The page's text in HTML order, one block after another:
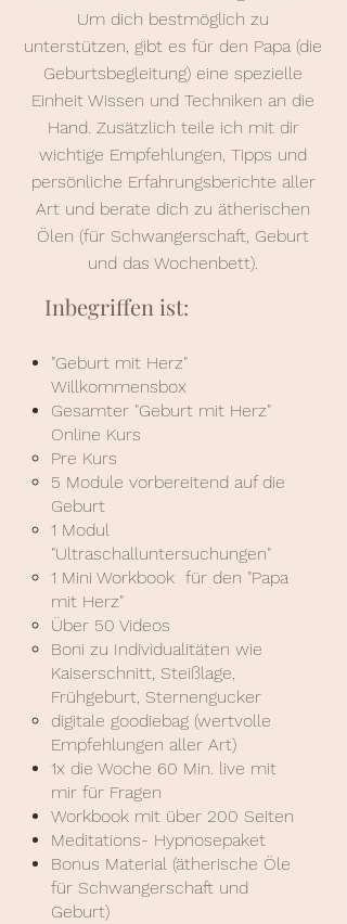
Um dich bestmöglich zu
unterstützen, gibt es für den Papa (die
Geburtsbegleitung) eine spezielle
Einheit Wissen und Techniken an die
Hand. Zusätzlich teile ich mit dir
wichtige Empfehlungen, Tipps und
persönliche Erfahrungsberichte aller
Art und berate dich zu ätherischen
Ölen (für Schwangerschaft, Geburt
und das Wochenbett).
Inbegriffen ist:
"Geburt mit Herz"
Willkommensbox
Gesamter "Geburt mit Herz"
Online Kurs
Pre Kurs
5 Module vorbereitend auf die
Geburt
1 Modul
"Ultraschalluntersuchungen"
1 Mini Workbook für den "Papa
mit Herz"
Über 50 Videos
Boni zu Individualitäten wie
Kaiserschnitt, Steißlage,
Frühgeburt, Sternengucker
digitale goodiebag (wertvolle
Empfehlungen aller Art)
1x die Woche 60 Min. live mit
mir für Fragen
Workbook mit über 200 Seiten
Meditations- Hypnosepaket
Bonus Material (ätherische Öle
für Schwangerschaft und
Geburt)